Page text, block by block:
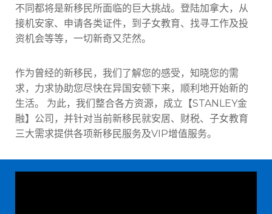
不同都将是新移民所面临的巨大挑战。登陆加拿大，从
接机安家、申请各类证件，到子女教育、找寻工作及投
资机会等等，一切新奇又茫然。
作为曾经的新移民，我们了解您的感受，知晓您的需
求，力求协助您尽快在异国安顿下来，顺利地开始新的
生活。 为此，我们整合各方资源，成立【STANLEY金
融】公司，并针对当前新移民就安居、财税、子女教育
三大需求提供各项新移民服务及VIP增值服务。